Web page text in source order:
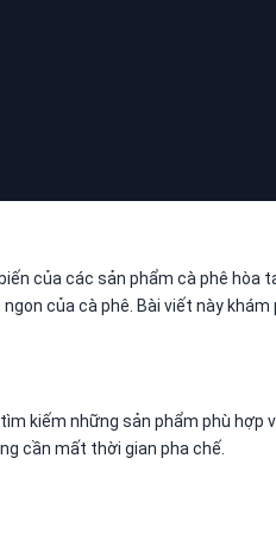
của các sản phẩm cà phê hòa
của cà phê. Bài viết này
kiếm những sản phẩm phù hợp
cần mất thời gian pha chế.